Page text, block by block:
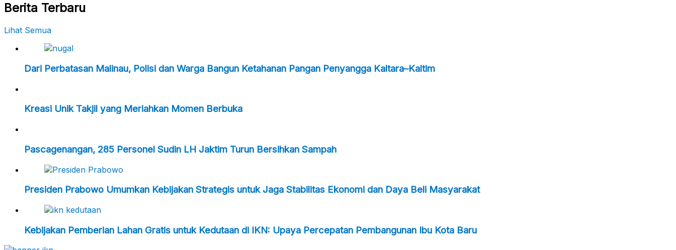
Berita Terbaru
Lihat Semua
Dari Perbatasan Malinau, Polisi dan Warga Bangun Ketahanan Pangan Penyangga Kaltara–Kaltim
Kreasi Unik Takjil yang Meriahkan Momen Berbuka
Pascagenangan, 285 Personel Sudin LH Jaktim Turun Bersihkan Sampah
Presiden Prabowo Umumkan Kebijakan Strategis untuk Jaga Stabilitas Ekonomi dan Daya Beli Masyarakat
Kebijakan Pemberian Lahan Gratis untuk Kedutaan di IKN: Upaya Percepatan Pembangunan Ibu Kota Baru